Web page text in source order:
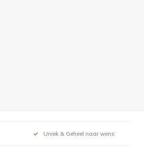
Uniek & Geheel naar wens